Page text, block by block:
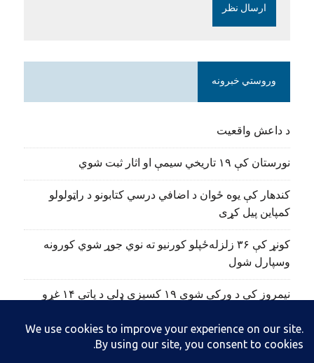
وروستي خبرونه
د داعش واقعیت
نورستان کې ۱۹ تاریخي سیمې او اثار ثبت شوي
کندهار کې یوه ځوان د اضافي درسي کتابونو د راټولولو
کمپاین پیل کړی
کونړ کې ۳۶ زلزله‌ځپلو کورنیو ته نوي جوړ شوي کورونه
وسپارل شول
نیمروز کې د ورکې شوې ۱۹ کسیزې ډلې د پاتې ۱۴ غړو